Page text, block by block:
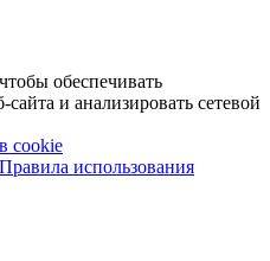
обеспечивать
и анализировать сетевой
cookie
Правила использования